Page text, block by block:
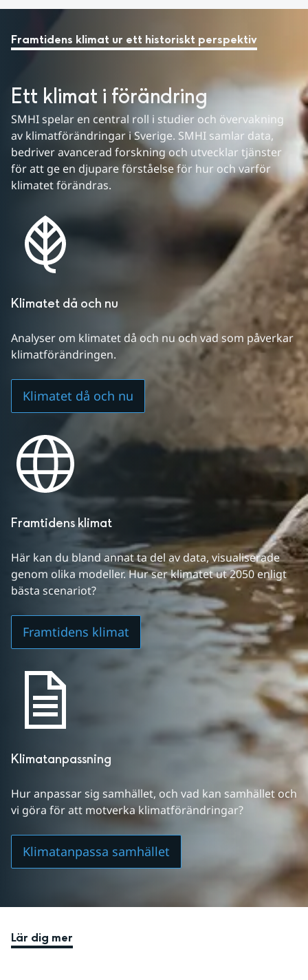
Framtidens klimat ur ett historiskt perspektiv
Ett klimat i förändring
SMHI spelar en central roll i studier och övervakning
av klimatförändringar i Sverige. SMHI samlar data,
bedriver avancerad forskning och utvecklar tjänster
för att ge en djupare förståelse för hur och varför
klimatet förändras.
Klimatet då och nu
Analyser om klimatet då och nu och vad som påverkar
klimatförändringen.
Klimatet då och nu
Framtidens klimat
Här kan du bland annat ta del av data, visualiserade
genom olika modeller. Hur ser klimatet ut 2050 enligt
bästa scenariot?
Framtidens klimat
Klimatanpassning
Hur anpassar sig samhället, och vad kan samhället och
vi göra för att motverka klimatförändringar?
Klimatanpassa samhället
Lär dig mer